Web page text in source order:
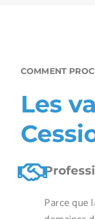
COMMENT
Les
Parce que